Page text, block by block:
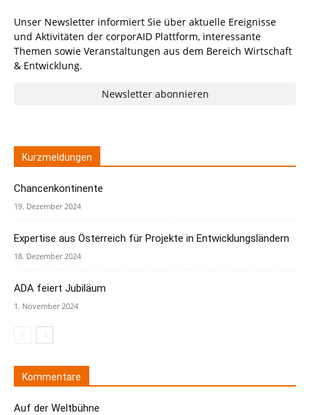
Unser Newsletter informiert Sie über aktuelle Ereignisse
und Aktivitäten der corporAID Plattform, interessante
Themen sowie Veranstaltungen aus dem Bereich Wirtschaft
& Entwicklung.
Newsletter abonnieren
Kurzmeldungen
Chancenkontinente
19. Dezember 2024
Expertise aus Österreich für Projekte in Entwicklungsländern
18. Dezember 2024
ADA feiert Jubiläum
1. November 2024
Kommentare
Auf der Weltbühne